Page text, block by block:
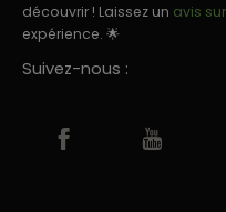
découvrir ! Laissez un avis
expérience. 🌟
Suivez-nous :